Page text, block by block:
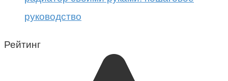
руководство
Рейтинг